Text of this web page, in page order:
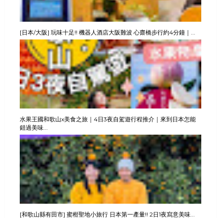
[日本/大阪] 玩味十足!! 機器人酒店大阪難波 心齋橋步行約4分鐘｜...
水果王國和歌山x美食之旅｜4日3夜自駕遊行程推介｜來到日本怎能
錯過美味...
[和歌山縣有田市] 蜜柑聖地小旅行 日本第一產量!! 2日1夜寫意美味...